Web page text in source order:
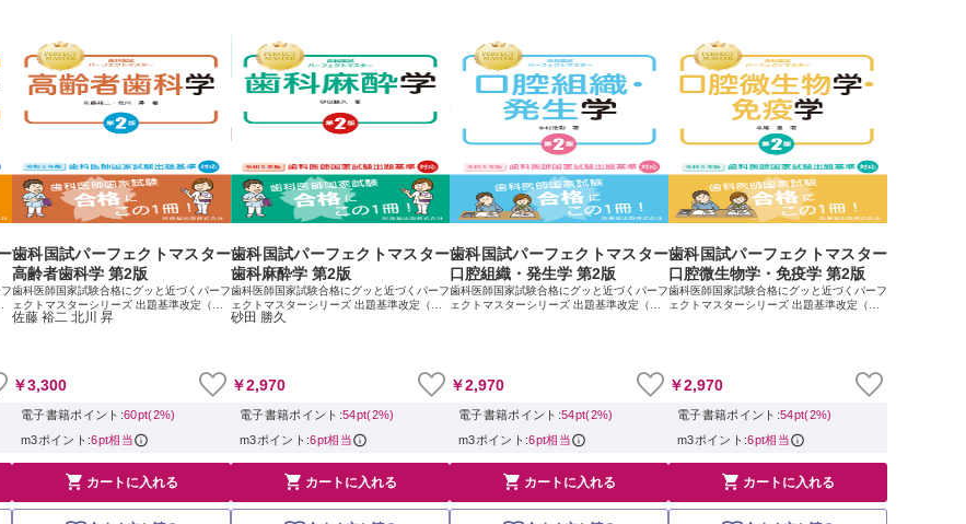
歯科国試パーフェクトマスター
高齢者歯科学 第2版
歯科医師国家試験合格にグッと近づくパーフ
ェクトマスターシリーズ 出題基準改定（令
和5年）に対応した改訂版，登場 歯科医師国
佐藤 裕二 北川 昇
￥3,300
電子書籍ポイント:60pt(2%)
m3ポイント:6pt相当
 カートに入れる
歯科国試パーフェクトマスター
歯科麻酔学 第2版
歯科医師国家試験合格にグッと近づくパーフ
ェクトマスターシリーズ 出題基準改定（令
和5年）に対応した改訂版，登場 歯科医師国
砂田 勝久
￥2,970
電子書籍ポイント:54pt(2%)
m3ポイント:6pt相当
 カートに入れる
歯科国試パーフェクトマスター
口腔組織・発生学 第2版
歯科医師国家試験合格にグッと近づくパーフ
ェクトマスターシリーズ 出題基準改定（令
￥2,970
電子書籍ポイント:54pt(2%)
m3ポイント:6pt相当
 カートに入れる
歯科国試パーフェクトマスター
口腔微生物学・免疫学 第2版
歯科医師国家試験合格にグッと近づくパーフ
ェクトマスターシリーズ 出題基準改定（令
￥2,970
電子書籍ポイント:54pt(2%)
m3ポイント:6pt相当
 カートに入れる